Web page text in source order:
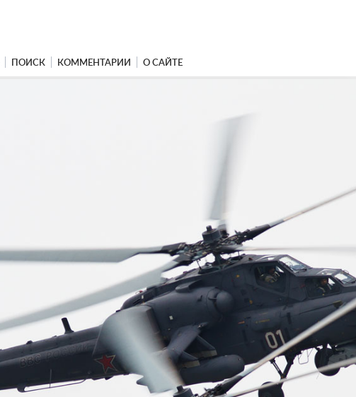
ПОИСК КОММЕНТАРИИ О САЙТЕ